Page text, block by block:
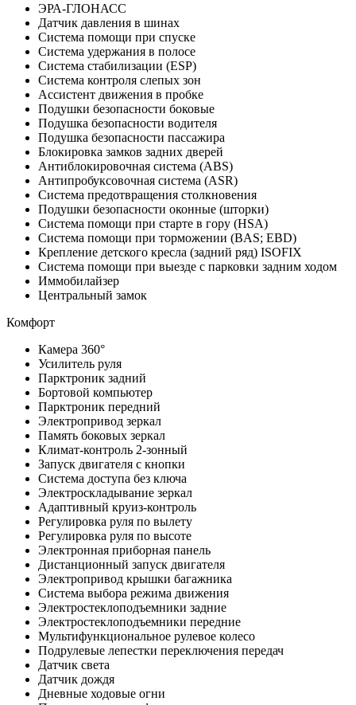
ЭРА-ГЛОНАСС
Датчик давления в шинах
Система помощи при спуске
Система удержания в полосе
Система стабилизации (ESP)
Система контроля слепых зон
Ассистент движения в пробке
Подушки безопасности боковые
Подушка безопасности водителя
Подушка безопасности пассажира
Блокировка замков задних дверей
Антиблокировочная система (ABS)
Антипробуксовочная система (ASR)
Система предотвращения столкновения
Подушки безопасности оконные (шторки)
Система помощи при старте в гору (HSA)
Система помощи при торможении (BAS; EBD)
Крепление детского кресла (задний ряд) ISOFIX
Система помощи при выезде с парковки задним ходом
Иммобилайзер
Центральный замок
Комфорт
Камера 360°
Усилитель руля
Парктроник задний
Бортовой компьютер
Парктроник передний
Электропривод зеркал
Память боковых зеркал
Климат-контроль 2-зонный
Запуск двигателя с кнопки
Система доступа без ключа
Электроскладывание зеркал
Адаптивный круиз-контроль
Регулировка руля по вылету
Регулировка руля по высоте
Электронная приборная панель
Дистанционный запуск двигателя
Электропривод крышки багажника
Система выбора режима движения
Электростеклоподъемники задние
Электростеклоподъемники передние
Мультифункциональное рулевое колесо
Подрулевые лепестки переключения передач
Датчик света
Датчик дождя
Дневные ходовые огни